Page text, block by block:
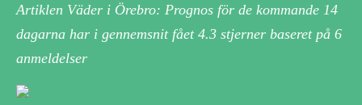
Artiklen Väder i Örebro: Prognos för de kommande 14
dagarna har i gennemsnit fået 4.3 stjerner baseret på 6
anmeldelser